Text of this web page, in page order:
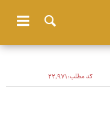
کد مطلب:۲۲٬۹۷۱